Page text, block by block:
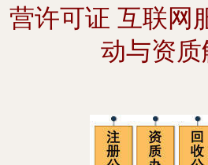
营许可证 互联网
动与资质